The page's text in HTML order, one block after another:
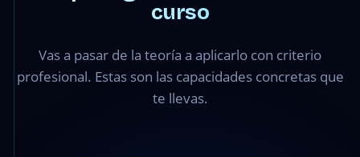
curso
Vas a pasar de la teoría a aplicarlo con criterio
profesional. Estas son las capacidades concretas que
te llevas.